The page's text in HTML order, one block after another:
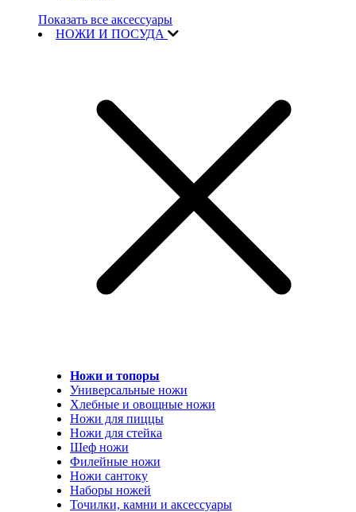
Показать все аксессуары
НОЖИ И ПОСУДА
Ножи и топоры
Универсальные ножи
Хлебные и овощные ножи
Ножи для пиццы
Ножи для стейка
Шеф ножи
Филейные ножи
Ножи сантоку
Наборы ножей
Точилки, камни и аксессуары